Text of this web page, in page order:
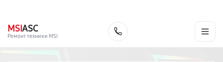
MSIASC
Ремонт техники MSI